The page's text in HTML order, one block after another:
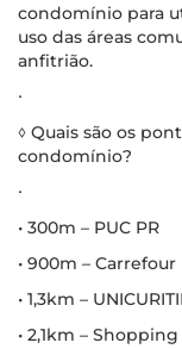
condomínio para
uso das áreas
anfitrião.
∙
◊ Quais são os
condomínio?
∙
• 300m – PUC PR
• 900m –
• 1,3km –
• 2,1km –